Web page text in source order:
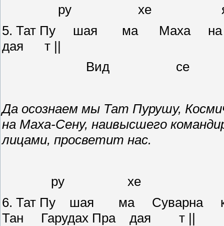
ру хе
5. Тат Пу шая ма Маха на
дая т ||
Вид
Да осознаем мы Тат Пурушу,
на Маха-Сену, наивысшего
лицами, просветит нас.
ру хе
6. Тат Пу шая ма Суварна
Тан Гарудах Пра дая т ||